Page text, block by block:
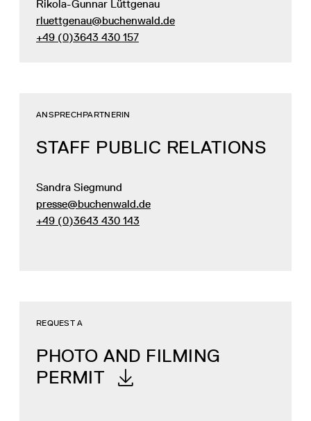
Rikola-Gunnar Lüttgenau
rluettgenau@buchenwald.de
+49 (0)3643 430 157
STAFF PUBLIC RELATIONS
ANSPRECHPARTNERIN
Sandra Siegmund
presse@buchenwald.de
+49 (0)3643 430 143
PHOTO AND FILMING
PERMIT
REQUEST A